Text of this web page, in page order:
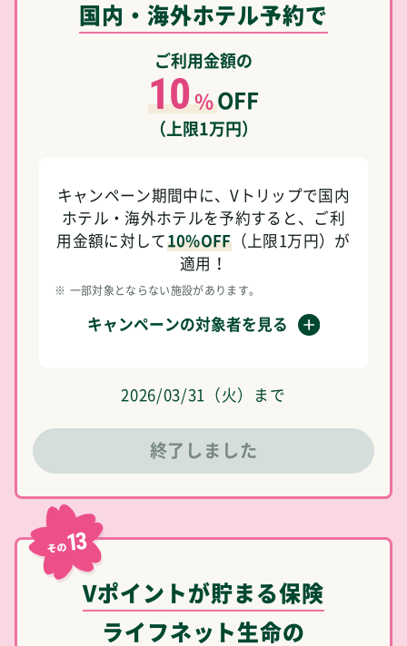
国内・海外ホテル予約で
ご利用金額の
10%OFF
（上限1万円）
キャンペーン期間中に、Vトリップで国内
ホテル・海外ホテルを予約すると、ご利
用金額に対して10%OFF（上限1万円）が
適用！
※ 一部対象とならない施設があります。
キャンペーンの対象者を見る
2026/03/31（火）まで
終了しました
その13
Vポイントが貯まる保険
ライフネット生命の